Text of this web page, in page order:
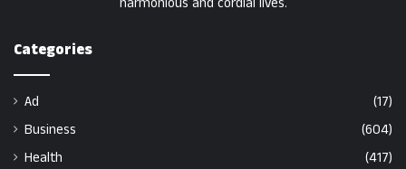
Categories
Ad
(17)
Business
(604)
Health
(417)